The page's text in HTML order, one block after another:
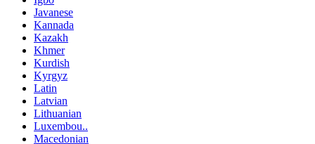
Javanese
Kannada
Kazakh
Khmer
Kurdish
Kyrgyz
Latin
Latvian
Lithuanian
Luxembou..
Macedonian